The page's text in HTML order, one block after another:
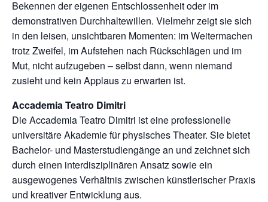
Bekennen der eigenen Entschlossenheit oder im
demonstrativen Durchhaltewillen. Vielmehr zeigt sie sich
in den leisen, unsichtbaren Momenten: im Weitermachen
trotz Zweifel, im Aufstehen nach Rückschlägen und im
Mut, nicht aufzugeben – selbst dann, wenn niemand
zusieht und kein Applaus zu erwarten ist.
Accademia Teatro Dimitri
Die Accademia Teatro Dimitri ist eine professionelle
universitäre Akademie für physisches Theater. Sie bietet
Bachelor- und Masterstudiengänge an und zeichnet sich
durch einen interdisziplinären Ansatz sowie ein
ausgewogenes Verhältnis zwischen künstlerischer Praxis
und kreativer Entwicklung aus.